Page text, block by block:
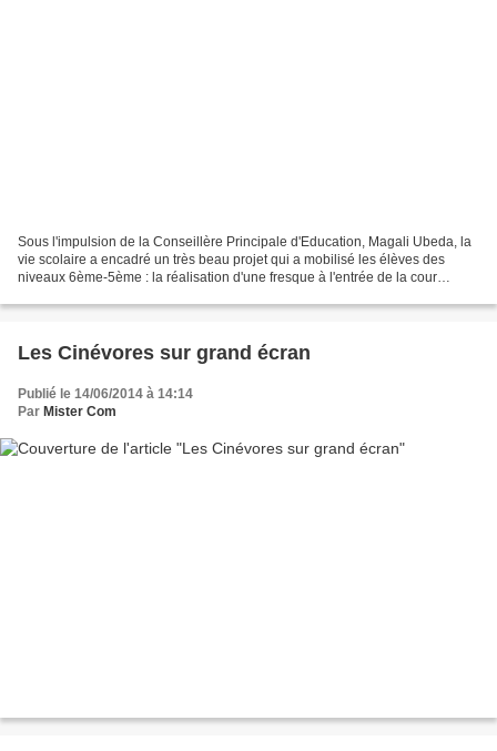
Sous l'impulsion de la Conseillère Principale d'Education, Magali Ubeda, la
vie scolaire a encadré un très beau projet qui a mobilisé les élèves des
niveaux 6ème-5ème : la réalisation d'une fresque à l'entrée de la cour
Les Cinévores sur grand écran
Publié le 14/06/2014 à 14:14
Par Mister Com